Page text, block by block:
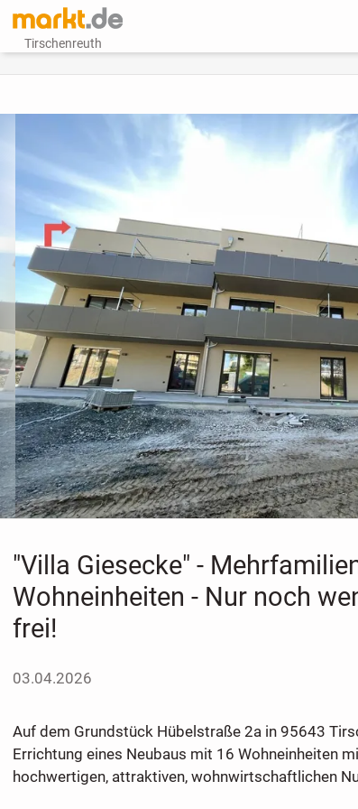
Tirschenreuth
"Villa Giesecke" -
Wohneinheiten - Nur noch
frei!
03.04.2026
Auf dem Grundstück Hübelstraße 2a in 95643
Errichtung eines Neubaus mit 16 Wohneinheiten
hochwertigen, attraktiven, wohnwirtschaftlichen